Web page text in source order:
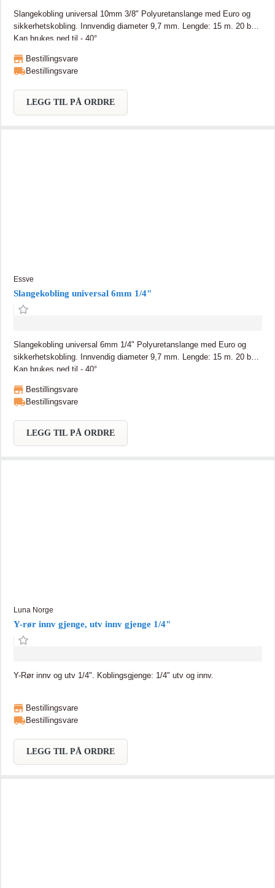
Slangekobling universal 10mm 3/8" Polyuretanslange med Euro og
sikkerhetskobling. Innvendig diameter 9,7 mm. Lengde: 15 m. 20 bar.
Kan brukes ned til - 40°.
Bestillingsvare
Bestillingsvare
LEGG TIL PÅ ORDRE
Essve
Slangekobling universal 6mm 1/4"
Slangekobling universal 6mm 1/4" Polyuretanslange med Euro og
sikkerhetskobling. Innvendig diameter 9,7 mm. Lengde: 15 m. 20 bar.
Kan brukes ned til - 40°.
Bestillingsvare
Bestillingsvare
LEGG TIL PÅ ORDRE
Luna Norge
Y-rør innv gjenge, utv innv gjenge 1/4"
Y-Rør innv og utv 1/4". Koblingsgjenge: 1/4" utv og innv.
Bestillingsvare
Bestillingsvare
LEGG TIL PÅ ORDRE